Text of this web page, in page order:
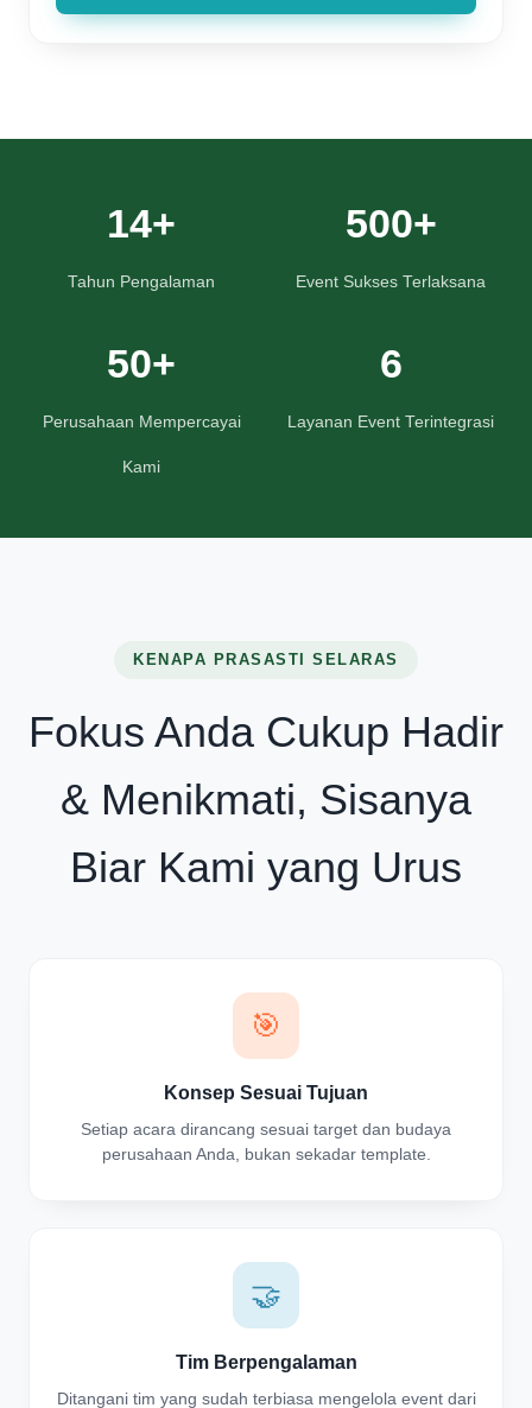
14+
Tahun Pengalaman
500+
Event Sukses Terlaksana
50+
Perusahaan Mempercayai
Kami
6
Layanan Event Terintegrasi
KENAPA PRASASTI SELARAS
Fokus Anda Cukup Hadir
& Menikmati, Sisanya
Biar Kami yang Urus
🎯
Konsep Sesuai Tujuan
Setiap acara dirancang sesuai target dan budaya
perusahaan Anda, bukan sekadar template.
🤝
Tim Berpengalaman
Ditangani tim yang sudah terbiasa mengelola event dari